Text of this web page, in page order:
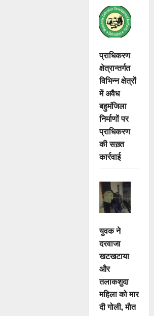
प्राधिकरण
क्षेत्रान्तर्गत
विभिन्न क्षेत्रों
में अवैध
बहुमंजिला
निर्माणों पर
प्राधिकरण
की सख़्त
कार्रवाई
युवक ने
दरवाजा
खटखटाया
और
तलाकशुदा
महिला को मार
दी गोली, माैत